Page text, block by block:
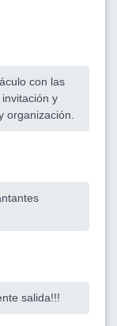
con las
y
organización.
salida!!!